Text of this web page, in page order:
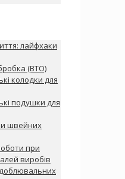
лайфхаки
(ВТО)
колодки для
подушки для
швейних
при
виробів